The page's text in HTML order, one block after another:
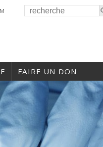
FAIRE UN DON